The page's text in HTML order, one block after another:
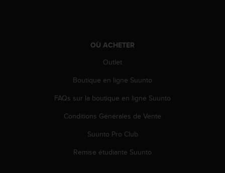
OÙ ACHETER
Outlet
Boutique en ligne Suunto
FAQs sur la boutique en ligne Suunto
Conditions Générales de Vente
Suunto Pro Club
Remise étudiante Suunto